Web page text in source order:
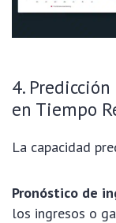
4.
en Tiempo
La capacidad
Pronóstico de
los ingresos o